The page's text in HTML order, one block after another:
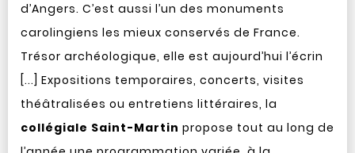
d’Angers. C’est aussi l’un des monuments
carolingiens les mieux conservés de France.
Trésor archéologique, elle est aujourd’hui l’écrin
[...] Expositions temporaires, concerts, visites
théâtralisées ou entretiens littéraires, la
collégiale Saint-Martin propose tout au long de